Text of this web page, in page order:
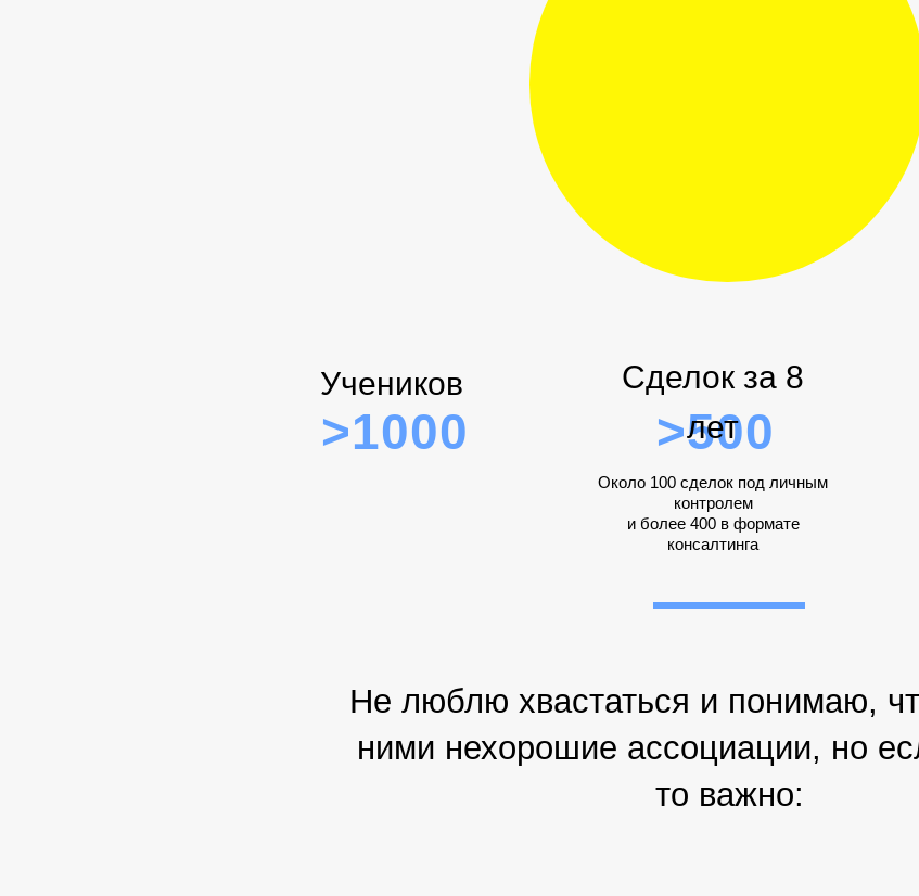
>1000
Учеников
>500
Сделок за 8
лет
Около 100 сделок под личным
контролем
и более 400 в формате
консалтинга
Не люблю хвастаться и понимаю,
ними нехорошие ассоциации, но
то важно: